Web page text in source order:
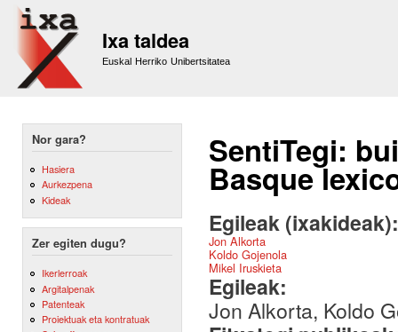
Ixa taldea
Euskal Herriko Unibertsitatea
Nor gara?
Hasiera
Aurkezpena
Kideak
Zer egiten dugu?
Ikerlerroak
Argitalpenak
Patenteak
Proiektuak eta kontratuak
SentiTegi:
Basque
Egileak
Jon Alkorta
Koldo Gojenola
Mikel Iruskieta
Egileak:
Jon Alkorta, Koldo